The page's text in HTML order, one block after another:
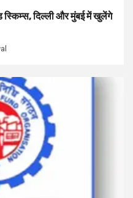
स्किम्स, दिल्ली और मुंबई में खुलेंगे